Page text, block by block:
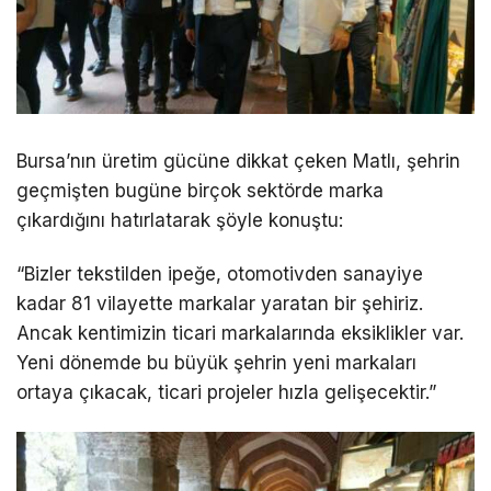
Bursa’nın üretim gücüne dikkat çeken Matlı, şehrin
geçmişten bugüne birçok sektörde marka
çıkardığını hatırlatarak şöyle konuştu:
“Bizler tekstilden ipeğe, otomotivden sanayiye
kadar 81 vilayette markalar yaratan bir şehiriz.
Ancak kentimizin ticari markalarında eksiklikler var.
Yeni dönemde bu büyük şehrin yeni markaları
ortaya çıkacak, ticari projeler hızla gelişecektir.”